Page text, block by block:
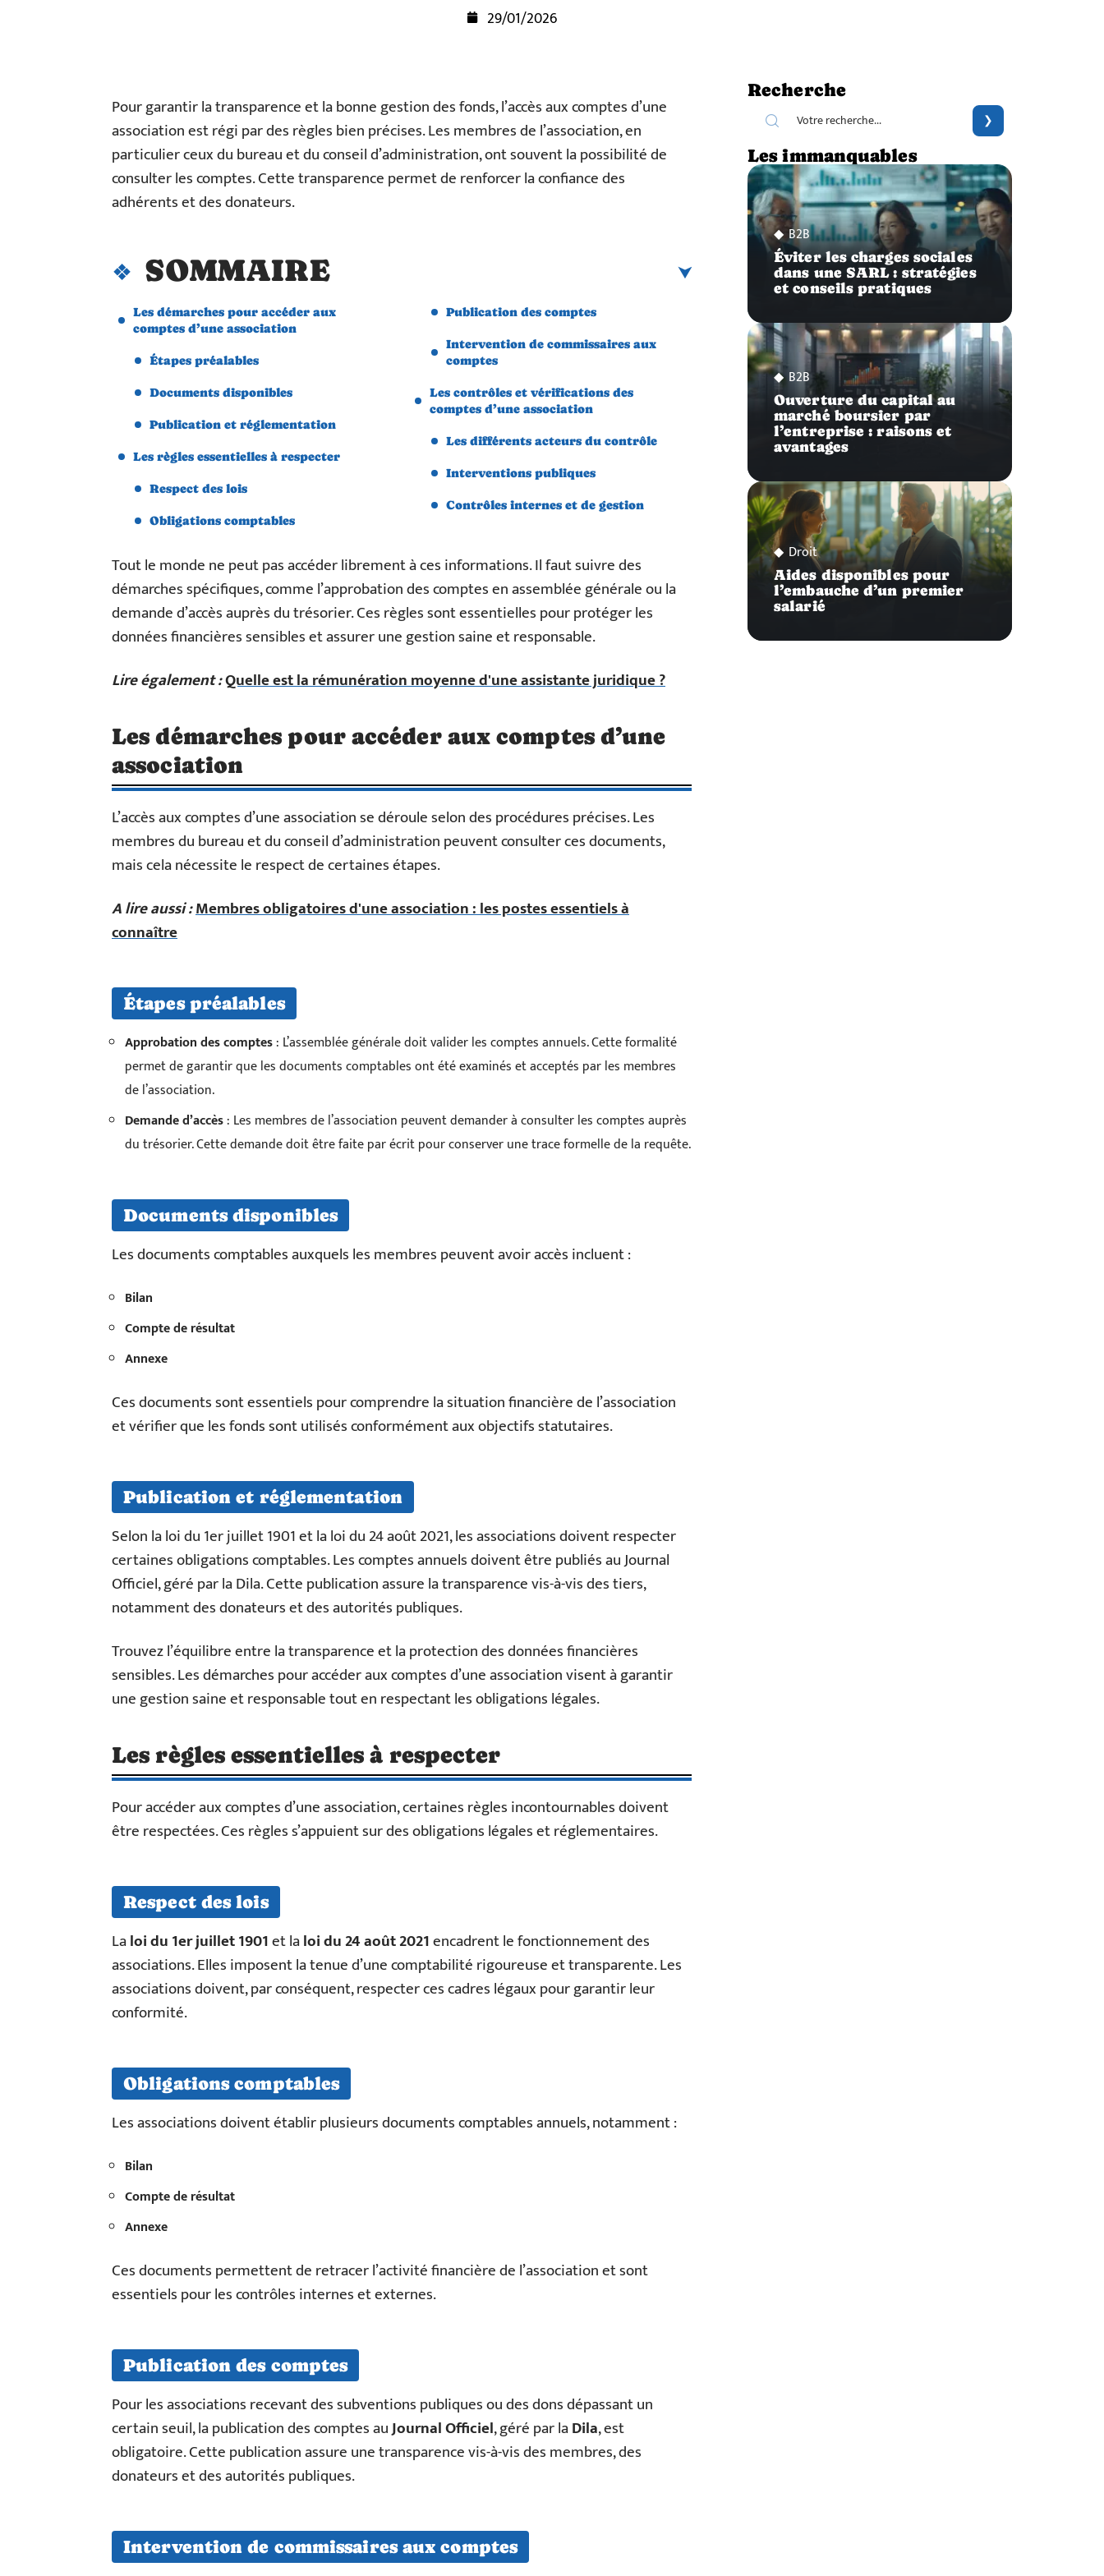
29/01/2026
Pour garantir la transparence et la bonne gestion des fonds, l’accès aux comptes d’une
association est régi par des règles bien précises. Les membres de l’association, en
particulier ceux du bureau et du conseil d’administration, ont souvent la possibilité de
consulter les comptes. Cette transparence permet de renforcer la confiance des
adhérents et des donateurs.
SOMMAIRE
Les démarches pour accéder aux
comptes d’une association
Étapes préalables
Documents disponibles
Publication et réglementation
Les règles essentielles à respecter
Respect des lois
Obligations comptables
Publication des comptes
Intervention de commissaires aux
comptes
Les contrôles et vérifications des
comptes d’une association
Les différents acteurs du contrôle
Interventions publiques
Contrôles internes et de gestion
Tout le monde ne peut pas accéder librement à ces informations. Il faut suivre des
démarches spécifiques, comme l’approbation des comptes en assemblée générale ou la
demande d’accès auprès du trésorier. Ces règles sont essentielles pour protéger les
données financières sensibles et assurer une gestion saine et responsable.
Lire également :Quelle est la rémunération moyenne d'une assistante juridique ?
Les démarches pour accéder aux comptes d’une
association
L’accès aux comptes d’une association se déroule selon des procédures précises. Les
membres du bureau et du conseil d’administration peuvent consulter ces documents,
mais cela nécessite le respect de certaines étapes.
A lire aussi :Membres obligatoires d'une association : les postes essentiels à
connaître
Étapes préalables
Approbation des comptes: L’assemblée générale doit valider les comptes annuels. Cette formalité
permet de garantir que les documents comptables ont été examinés et acceptés par les membres
de l’association.
Demande d’accès: Les membres de l’association peuvent demander à consulter les comptes auprès
du trésorier. Cette demande doit être faite par écrit pour conserver une trace formelle de la requête.
Documents disponibles
Les documents comptables auxquels les membres peuvent avoir accès incluent :
Bilan
Compte de résultat
Annexe
Ces documents sont essentiels pour comprendre la situation financière de l’association
et vérifier que les fonds sont utilisés conformément aux objectifs statutaires.
Publication et réglementation
Selon la loi du 1er juillet 1901 et la loi du 24 août 2021, les associations doivent respecter
certaines obligations comptables. Les comptes annuels doivent être publiés au Journal
Officiel, géré par la Dila. Cette publication assure la transparence vis-à-vis des tiers,
notamment des donateurs et des autorités publiques.
Trouvez l’équilibre entre la transparence et la protection des données financières
sensibles. Les démarches pour accéder aux comptes d’une association visent à garantir
une gestion saine et responsable tout en respectant les obligations légales.
Les règles essentielles à respecter
Pour accéder aux comptes d’une association, certaines règles incontournables doivent
être respectées. Ces règles s’appuient sur des obligations légales et réglementaires.
Respect des lois
Laloi du 1er juillet 1901et laloi du 24 août 2021encadrent le fonctionnement des
associations. Elles imposent la tenue d’une comptabilité rigoureuse et transparente. Les
associations doivent, par conséquent, respecter ces cadres légaux pour garantir leur
conformité.
Obligations comptables
Les associations doivent établir plusieurs documents comptables annuels, notamment :
Bilan
Compte de résultat
Annexe
Ces documents permettent de retracer l’activité financière de l’association et sont
essentiels pour les contrôles internes et externes.
Publication des comptes
Pour les associations recevant des subventions publiques ou des dons dépassant un
certain seuil, la publication des comptes auJournal Officiel, géré par laDila, est
obligatoire. Cette publication assure une transparence vis-à-vis des membres, des
donateurs et des autorités publiques.
Intervention de commissaires aux comptes
Recherche
Les immanquables
B2B
Éviter les charges sociales
dans une SARL : stratégies
et conseils pratiques
B2B
Ouverture du capital au
marché boursier par
l’entreprise : raisons et
avantages
Droit
Aides disponibles pour
l’embauche d’un premier
salarié